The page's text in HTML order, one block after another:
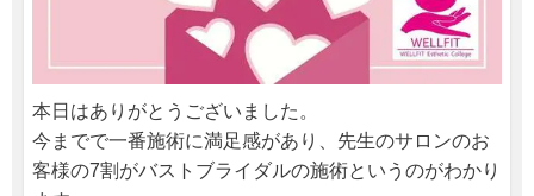
本日はありがとうございました。
今までで一番施術に満足感があり、先生のサロンのお
客様の7割がバストブライダルの施術というのがわかり